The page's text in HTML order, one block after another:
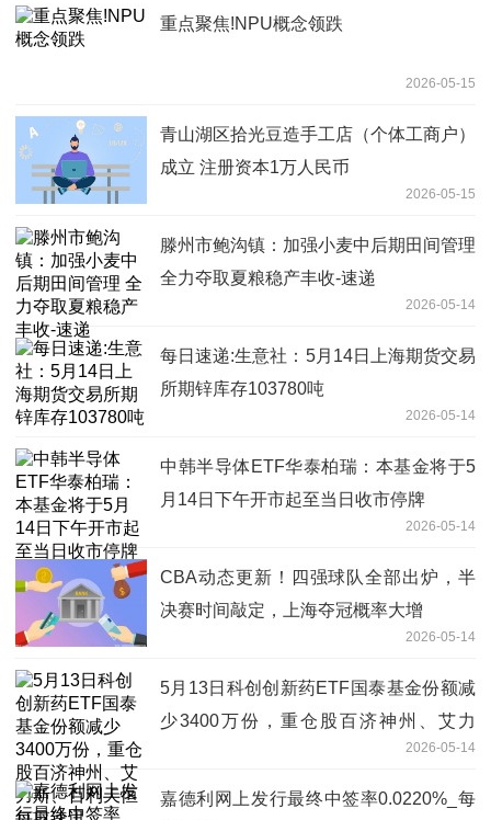
重点聚焦!NPU概念领跌
2026-05-15
青山湖区拾光豆造手工店（个体工商户）
成立 注册资本1万人民币
2026-05-15
滕州市鲍沟镇：加强小麦中后期田间管理
全力夺取夏粮稳产丰收-速递
2026-05-14
每日速递:生意社：5月14日上海期货交易
所期锌库存103780吨
2026-05-14
中韩半导体ETF华泰柏瑞：本基金将于5
月14日下午开市起至当日收市停牌
2026-05-14
CBA动态更新！四强球队全部出炉，半
决赛时间敲定，上海夺冠概率大增
2026-05-14
5月13日科创创新药ETF国泰基金份额减
少3400万份，重仓股百济神州、艾力
2026-05-14
嘉德利网上发行最终中签率0.0220%_每